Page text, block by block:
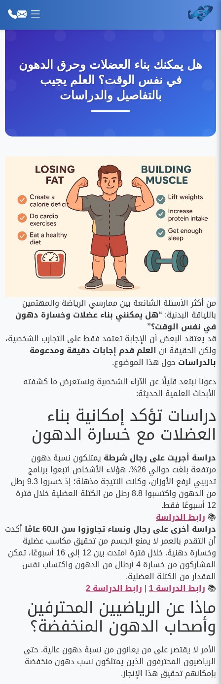
هل يمكنك بناء العضلات وحرق الدهون
في نفس الوقت؟ العلم يجيب
بالتفاصيل والدراسات
من أكثر الأسئلة الشائعة بين ممارسي الرياضة والمهتمين
باللياقة البدنية: “هل يمكنني بناء عضلات وخسارة دهون
في نفس الوقت؟”
قد يعتقد البعض أن الإجابة تعتمد فقط على التجارب الشخصية،
ولكن الحقيقة أن العلم قدم إجابات دقيقة ومدعومة
بالدراساتحول هذا الموضوع.
دعونا نبتعد قليلًا عن الآراء الشخصية ونستعرض ما كشفته
الأبحاث العلمية الحديثة:
دراسات تؤكد إمكانية بناء
العضلات مع خسارة الدهون
دراسة أجريت على رجال شرطة يمتلكون نسبة دهون
مرتفعة بلغت حوالي 26%. هؤلاء الأشخاص اتبعوا برنامج
تدريبي لرفع الأوزان، وكانت النتيجة مذهلة؛ إذ خسروا 9.3 رطل
من الدهون واكتسبوا 8.8 رطل من الكتلة العضلية خلال فترة
12 أسبوعًا فقط.
📚 رابط الدراسة
دراسة أخرى على رجال ونساء تجاوزوا سن الـ60 عامًا أكدت
أن التقدم بالعمر لا يمنع الجسم من تحقيق مكاسب عضلية
وخسارة دهنية. خلال فترة امتدت بين 12 إلى 16 أسبوعًا، تمكن
المشاركون من خسارة 4 أرطال من الدهون واكتساب نفس
المقدار من الكتلة العضلية.
📚 رابط الدراسة 1 | رابط الدراسة 2
ماذا عن الرياضيين المحترفين
وأصحاب الدهون المنخفضة؟
الأمر لا يقتصر على من يعانون من نسبة دهون عالية. حتى
الرياضيون المحترفون الذين يمتلكون نسب دهون منخفضة
بإمكانهم تحقيق هذا الإنجاز.